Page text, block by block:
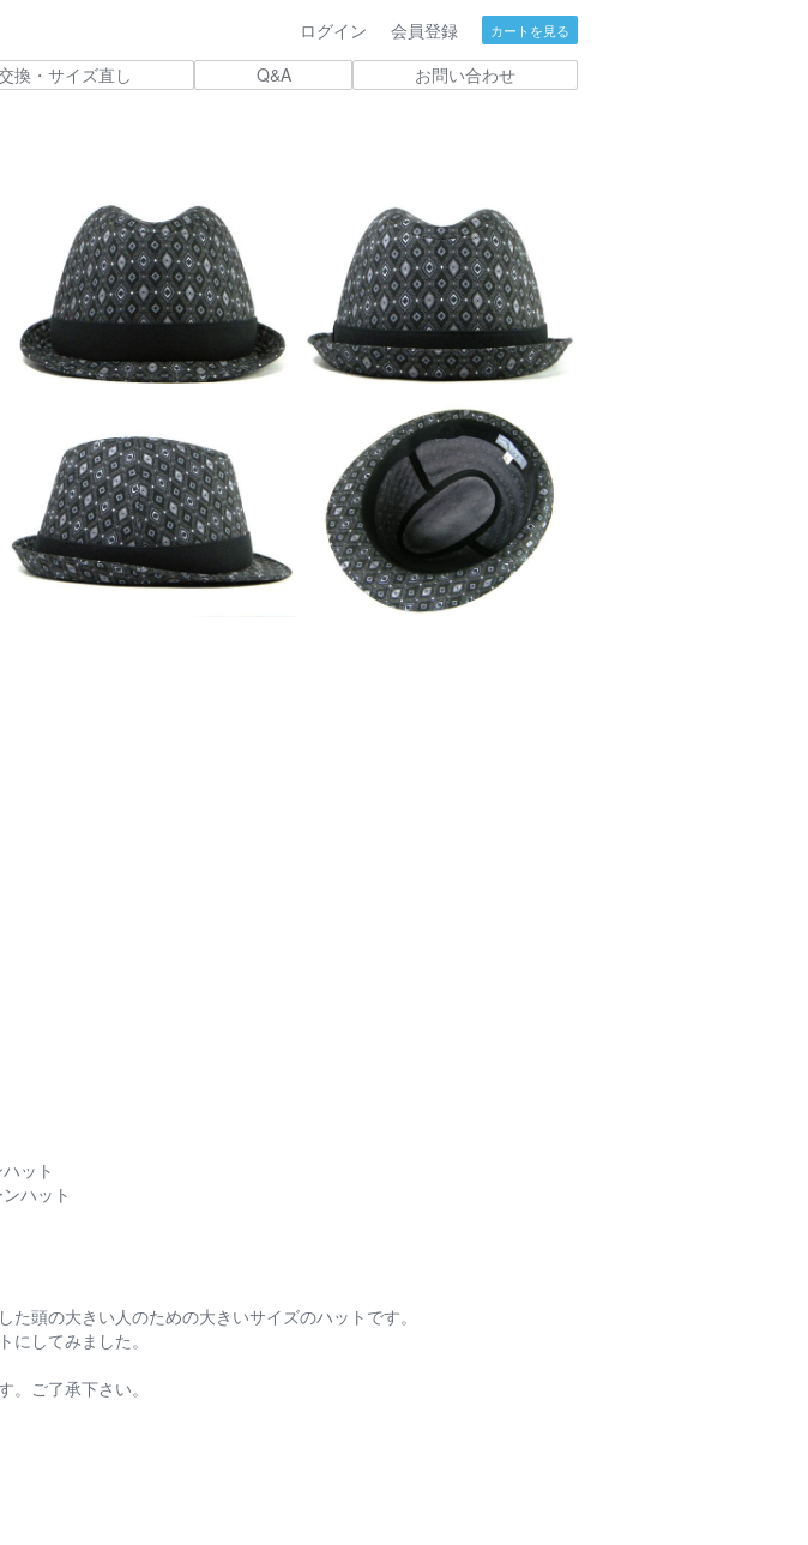
ログイン 会員登録 カートを見る
換・サイズ直し Q&A お問い合わせ
ット
ハット
頭の大きい人のための大きいサイズのハットです。
してみました。
ご了承下さい。